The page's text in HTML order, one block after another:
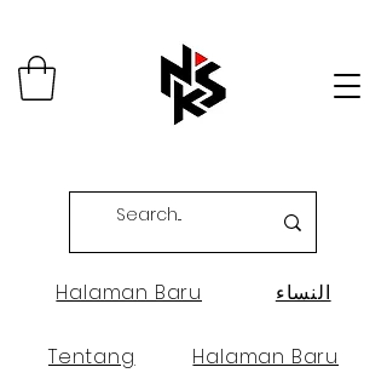
Halaman Baru النساء
Tentang Halaman Baru